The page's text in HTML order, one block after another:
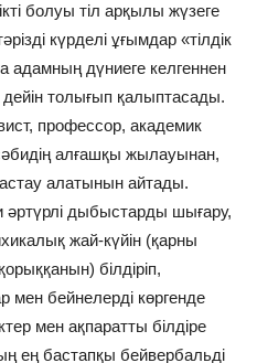
болуы тіл арқылы жүзеге
күрделі ұғымдар «тілдік
адамның дүниеге келгеннен
дейін толығып қалыптасады.
профессор, академик
алғашқы жылауынан,
алатынын айтады.
әртүрлі дыбыстарды шығару,
жай-күйін (қарны
білдіріп,
мен бейнелерді көргенде
мен ақпаратты білдіре
ең бастапқы бейвербальді